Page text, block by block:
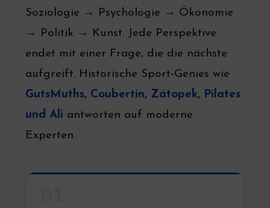
Soziologie → Psychologie → Ökonomie
→ Politik → Kunst. Jede Perspektive
endet mit einer Frage, die die nächste
aufgreift. Historische Sport-Genies wie
GutsMuths, Coubertin, Zátopek, Pilates
und Ali antworten auf moderne
Experten.